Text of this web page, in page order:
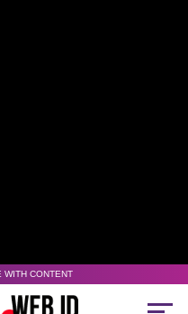
WITH CONTENT